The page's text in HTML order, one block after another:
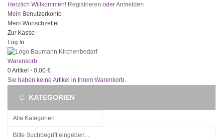
Herzlich Willkommen! Registrieren oderAnmelden
Mein Benutzerkonto
Mein Wunschzettel
Zur Kasse
Log In
Warenkorb
0Artikel - 0,00 €
Sie haben keine Artikel in Ihrem Warenkorb.
KATEGORIEN